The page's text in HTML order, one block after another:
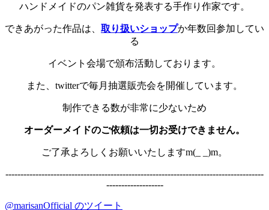
ハンドメイドのパン雑貨を発表する手作り作家です。
できあがった作品は、 取り扱いショップか年数回参加してい
る
イベント会場で頒布活動しております。
また、twitterで毎月抽選販売会を開催しています。
制作できる数が非常に少ないため
オーダーメイドのご依頼は一切お受けできません。
ご了承よろしくお願いいたしますm(_ _)m。
--------------------------------------------------------------------------------------
-------------------
@marisanOfficial のツイート